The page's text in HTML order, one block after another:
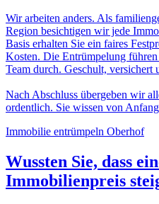
Wir arbeiten anders. Als
Region besichtigen wir jede
Basis erhalten Sie ein faires
Kosten. Die Entrümpelung
Team durch. Geschult, versichert
Nach Abschluss übergeben wir
ordentlich. Sie wissen von
Immobilie entrümpeln Oberhof
Wussten Sie, dass
Immobilienpreis